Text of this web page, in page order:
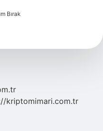
Bırak
kriptomimari.com.tr